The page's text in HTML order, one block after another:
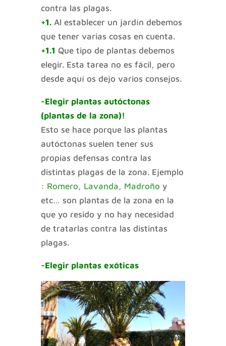
contra las plagas.
+1.Al establecer un jardín debemos
que tener varias cosas en cuenta.
+1.1 Que tipo de plantas debemos
elegir. Esta tarea no es fácil, pero
desde aquí os dejo varios consejos.
-Elegir plantas autóctonas
(plantas de la zona)!
Esto se hace porque las plantas
autóctonas suelen tener sus
propias defensas contra las
distintas plagas de la zona. Ejemplo
: Romero, Lavanda, Madroño y
etc… son plantas de la zona en la
que yo resido y no hay necesidad
de tratarlas contra las distintas
plagas.
-Elegir plantas exóticas